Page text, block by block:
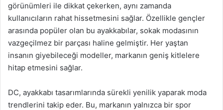
görünümleri ile dikkat çekerken, aynı zamanda
kullanıcıların rahat hissetmesini sağlar. Özellikle gençler
arasında popüler olan bu ayakkabılar, sokak modasının
vazgeçilmez bir parçası haline gelmiştir. Her yaştan
insanın giyebileceği modeller, markanın geniş kitlelere
hitap etmesini sağlar.
DC, ayakkabı tasarımlarında sürekli yenilik yaparak moda
trendlerini takip eder. Bu, markanın yalnızca bir spor